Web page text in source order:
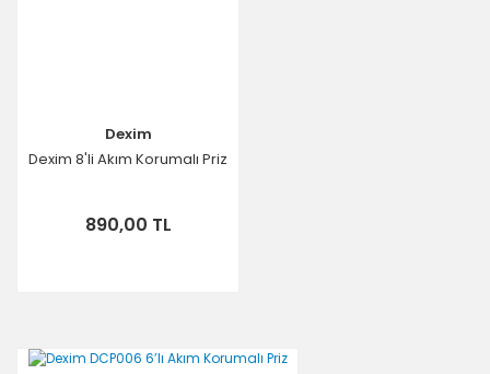
Dexim
Dexim 8'li Akım Korumalı Priz
890,00 TL